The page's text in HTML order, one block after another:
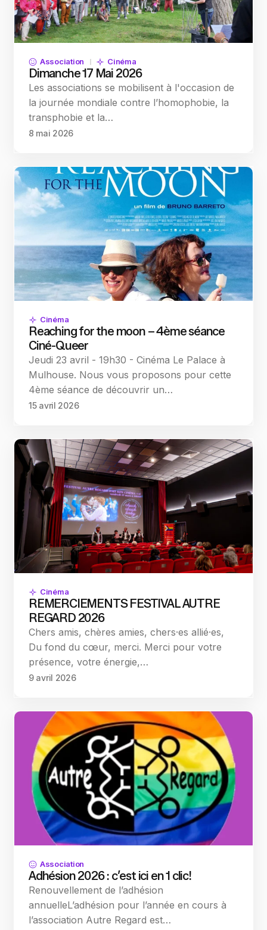
Association Cinéma
Dimanche 17 Mai 2026
Les associations se mobilisent à l'occasion de
la journée mondiale contre l’homophobie, la
transphobie et la…
8 mai 2026
Cinéma
Reaching for the moon – 4ème séance
Ciné-Queer
Jeudi 23 avril - 19h30 - Cinéma Le Palace à
Mulhouse. Nous vous proposons pour cette
4ème séance de découvrir un…
15 avril 2026
Cinéma
REMERCIEMENTS FESTIVAL AUTRE
REGARD 2026
Chers amis, chères amies, chers·es allié·es,
Du fond du cœur, merci. Merci pour votre
présence, votre énergie,…
9 avril 2026
Association
Adhésion 2026 : c’est ici en 1 clic!
Renouvellement de l’adhésion
annuelleL’adhésion pour l’année en cours à
l’association Autre Regard est…